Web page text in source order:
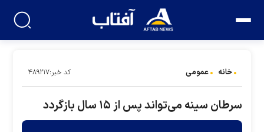
خانه عمومی کد خبر:۴۸۹۲۱۷
سرطان سینه می‌تواند پس از ۱۵ سال بازگردد